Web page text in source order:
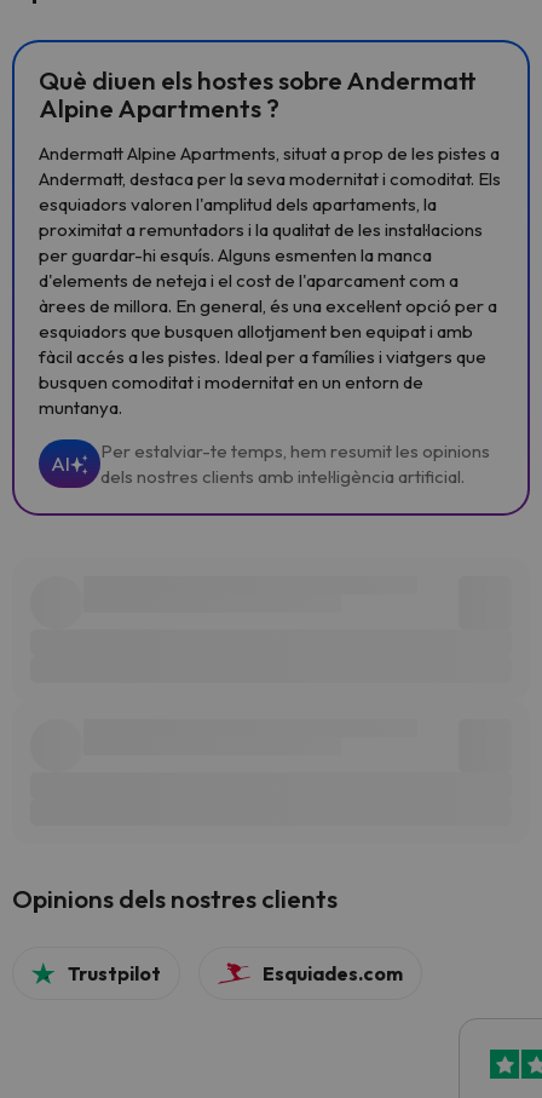
Què diuen els hostes sobre Andermatt
Alpine Apartments ?
Andermatt Alpine Apartments, situat a prop de les pistes a
Andermatt, destaca per la seva modernitat i comoditat. Els
esquiadors valoren l'amplitud dels apartaments, la
proximitat a remuntadors i la qualitat de les instal·lacions
per guardar-hi esquís. Alguns esmenten la manca
d'elements de neteja i el cost de l'aparcament com a
àrees de millora. En general, és una excel·lent opció per a
esquiadors que busquen allotjament ben equipat i amb
fàcil accés a les pistes. Ideal per a famílies i viatgers que
busquen comoditat i modernitat en un entorn de
muntanya.
AI
Per estalviar-te temps, hem resumit les opinions
dels nostres clients amb intel·ligència artificial.
Opinions dels nostres clients
Trustpilot Esquiades.com